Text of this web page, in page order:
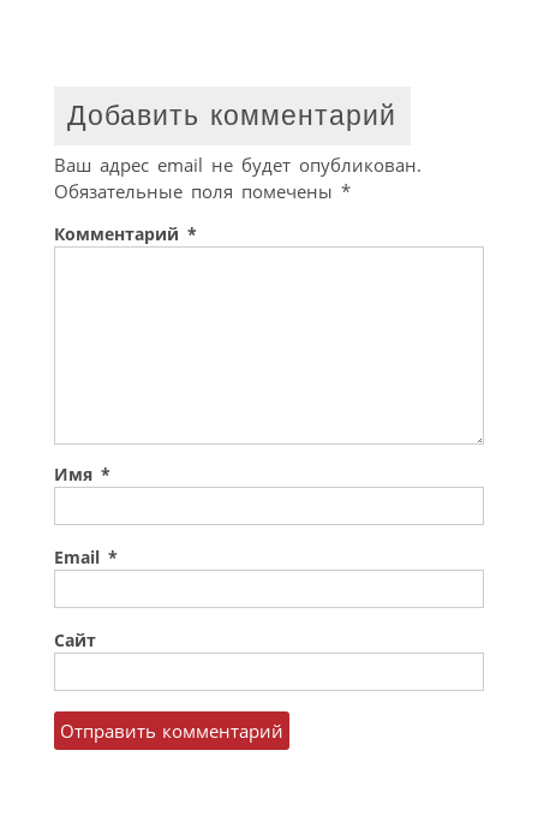
Добавить комментарий
Ваш адрес email не будет опубликован.
Обязательные поля помечены *
Комментарий *
Имя *
Email *
Сайт